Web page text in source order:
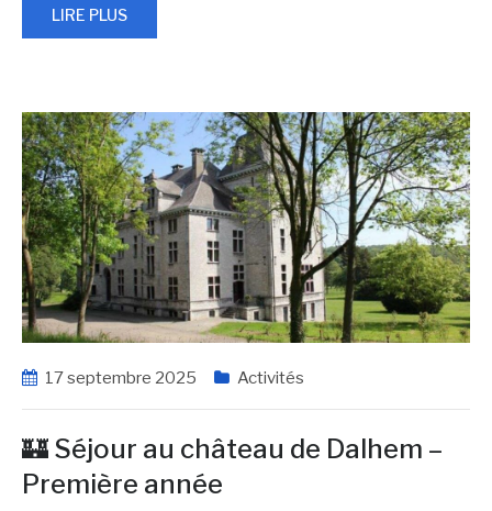
LIRE PLUS
17 septembre 2025 Activités
🏰 Séjour au château de Dalhem –
Première année